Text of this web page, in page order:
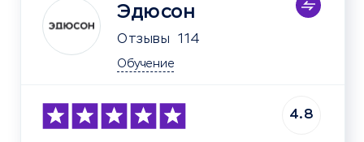
Эдюсон
Отзывы 114
Обучение
4.8